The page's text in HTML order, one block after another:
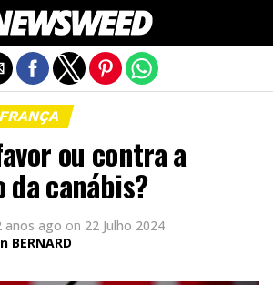
ou contra a
da canábis?
anos ago on 22 Julho 2024
BERNARD
Exit mobile version